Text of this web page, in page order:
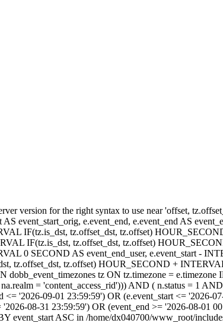
version for the right syntax to use near 'offset,
event_start_orig, e.event_end, e.event_end AS
IF(tz.is_dst, tz.offset_dst, tz.offset)
IF(tz.is_dst, tz.offset_dst, tz.offset)
0 SECOND AS event_end_user, e.event_start -
tz.offset_dst, tz.offset) HOUR_SECOND +
tz ON tz.timezone = e.timezone
= 'content_access_rid'))) AND ( n.status = 1
'2026-09-01 23:59:59') OR (e.event_start <= '2026-
08-31 23:59:59') OR (event_end >= '2026-08-01
ASC in /home/dx040700/www_root/